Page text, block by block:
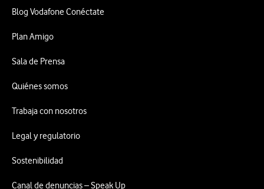
Blog Vodafone Conéctate
Plan Amigo
Sala de Prensa
Quiénes somos
Trabaja con nosotros
Legal y regulatorio
Sostenibilidad
Canal de denuncias – Speak Up